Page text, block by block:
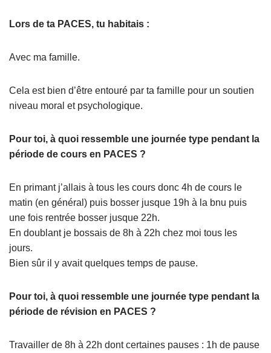
Lors de ta PACES, tu habitais :
Avec ma famille.
Cela est bien d’être entouré par ta famille pour un soutien
niveau moral et psychologique.
Pour toi, à quoi ressemble une journée type pendant la
période de cours en PACES ?
En primant j’allais à tous les cours donc 4h de cours le
matin (en général) puis bosser jusque 19h à la bnu puis
une fois rentrée bosser jusque 22h.
En doublant je bossais de 8h à 22h chez moi tous les
jours.
Bien sûr il y avait quelques temps de pause.
Pour toi, à quoi ressemble une journée type pendant la
période de révision en PACES ?
Travailler de 8h à 22h dont certaines pauses : 1h de pause